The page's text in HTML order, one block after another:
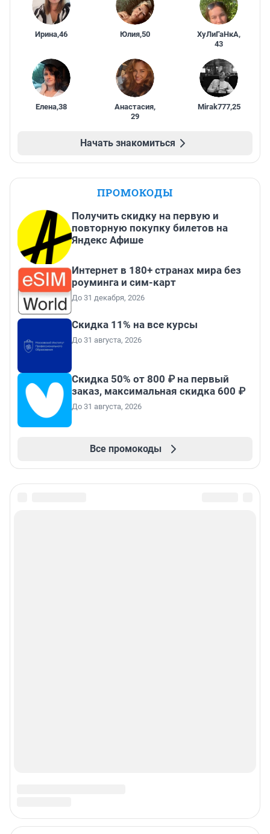
Ирина,46 Юлия,50 ХуЛиГаНкА,
43
Елена,38 Анастасия,
29
Mirak777,25
Начать знакомиться
ПРОМОКОДЫ
Получить скидку на первую и
повторную покупку билетов на
Яндекс Афише
Интернет в 180+ странах мира без
роуминга и сим-карт
До 31 декабря, 2026
Скидка 11% на все курсы
До 31 августа, 2026
Скидка 50% от 800 ₽ на первый
заказ, максимальная скидка 600 ₽
До 31 августа, 2026
Все промокоды